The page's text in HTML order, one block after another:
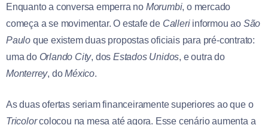
Enquanto a conversa emperra no Morumbi, o mercado
começa a se movimentar. O estafe de Calleriinformou ao São
Paulo que existem duas propostas oficiais para pré-contrato:
uma do Orlando City, dosEstados Unidos, e outra do
Monterrey, doMéxico.
As duas ofertas seriam financeiramente superiores ao que o
Tricolorcolocou na mesa até agora. Esse cenário aumenta a